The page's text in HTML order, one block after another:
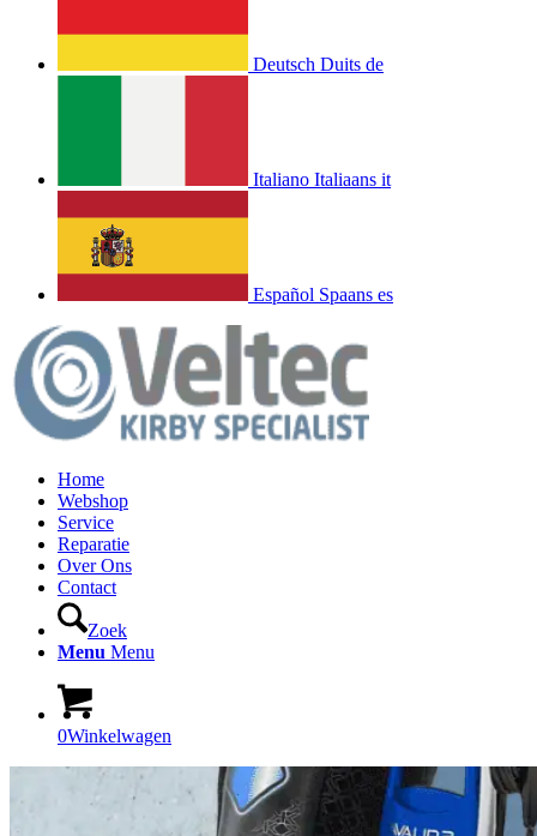
Deutsch Duits de
Italiano Italiaans it
Español Spaans es
Home
Webshop
Service
Reparatie
Over Ons
Contact
Zoek
Menu Menu
0Winkelwagen